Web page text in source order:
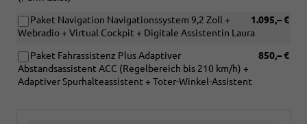
1.095,– €
Paket Navigation Navigationssystem 9,2 Zoll +
Webradio + Virtual Cockpit + Digitale Assistentin Laura
850,– €
Paket Fahrassistenz Plus Adaptiver
Abstandsassistent ACC (Regelbereich bis 210 km/h) +
Adaptiver Spurhalteassistent + Toter-Winkel-Assistent